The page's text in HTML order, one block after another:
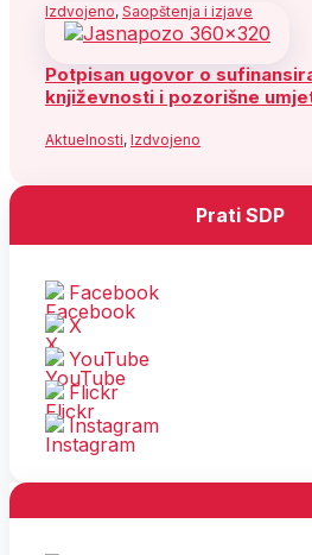
Izdvojeno, Saopštenja i izjave
Potpisan ugovor o
književnosti i pozorišne
Aktuelnosti, Izdvojeno
Prati SDP
Facebook
X
YouTube
Flickr
Instagram